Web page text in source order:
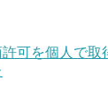
可を個人で取